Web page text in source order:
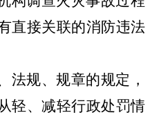
直接关联的消防违法
法规、规章的规定，
轻、减轻行政处罚情